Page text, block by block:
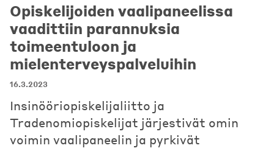
Opiskelijoiden vaalipaneelissa
vaadittiin parannuksia
toimeentuloon ja
mielenterveyspalveluihin
16.3.2023
Insinööriopiskelijaliitto ja
Tradenomiopiskelijat järjestivät omin
voimin vaalipaneelin ja pyrkivät